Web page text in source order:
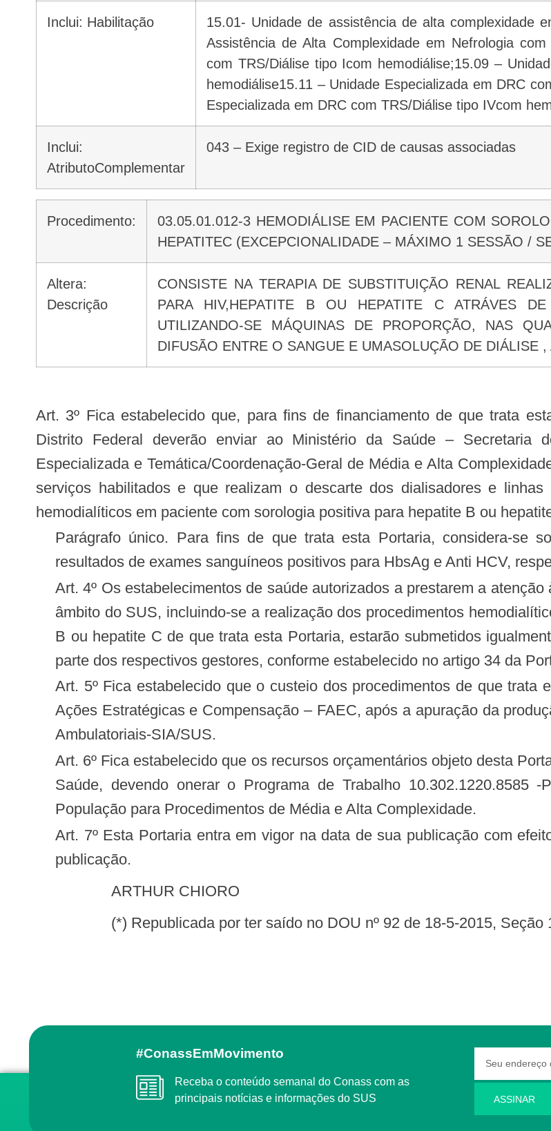
Inclui: Habilitação
15.01- Unidade de assistência de alta complexidade
Assistência de Alta Complexidade em Nefrologia
com TRS/Diálise tipo Icom hemodiálise;15.09 –
hemodiálise15.11 – Unidade Especializada em DRC
Especializada em DRC com TRS/Diálise tipo IVcom
Inclui:
AtributoComplementar
043 – Exige registro de CID de causas associadas
Procedimento:
03.05.01.012-3 HEMODIÁLISE EM PACIENTE COM
HEPATITEC (EXCEPCIONALIDADE – MÁXIMO 1 SESSÃO /
Altera:
Descrição
CONSISTE NA TERAPIA DE SUBSTITUIÇÃO RENAL
PARA HIV,HEPATITE B OU HEPATITE C ATRÁVES DE
UTILIZANDO-SE MÁQUINAS DE PROPORÇÃO, NAS
DIFUSÃO ENTRE O SANGUE E UMASOLUÇÃO DE DIÁLISE
Art. 3º Fica estabelecido que, para fins de financiamento de que trata esta Portaria, os gestores dos Estados, Municípios e
Distrito Federal deverão enviar ao Ministério da Saúde – Secretaria
Especializada e Temática/Coordenação-Geral de Média e Alta
serviços habilitados e que realizam o descarte dos dialisadores e
hemodialíticos em paciente com sorologia positiva para hepatite B ou
Parágrafo único. Para fins de que trata esta Portaria, considera-se sorologia positiva para hepatite B e hepatite C os
resultados de exames sanguíneos positivos para HbsAg e Anti HCV,
Art. 4º Os estabelecimentos de saúde autorizados a prestarem a atenção à saúde às pessoas com Doença Renal Crônica no
âmbito do SUS, incluindo-se a realização dos procedimentos
B ou hepatite C de que trata esta Portaria, estarão submetidos
parte dos respectivos gestores, conforme estabelecido no artigo 34 da
Art. 5º Fica estabelecido que o custeio dos procedimentos de que trata esta Portaria será financiado por meio do Fundo de
Ações Estratégicas e Compensação – FAEC, após a apuração da
Ambulatoriais-SIA/SUS.
Art. 6º Fica estabelecido que os recursos orçamentários objeto desta Portaria corram por conta do orçamento do Ministério da
Saúde, devendo onerar o Programa de Trabalho 10.302.1220.8585
População para Procedimentos de Média e Alta Complexidade.
Art. 7º Esta Portaria entra em vigor na data de sua publicação com efeitos operacionais a partir da competência seguinte à
publicação.
ARTHUR CHIORO
(*) Republicada por ter saído no DOU nº 92 de 18-5-2015,
#ConassEmMovimento
Receba o conteúdo semanal do Conass com as
principais notícias e informações do SUS
ASSINAR